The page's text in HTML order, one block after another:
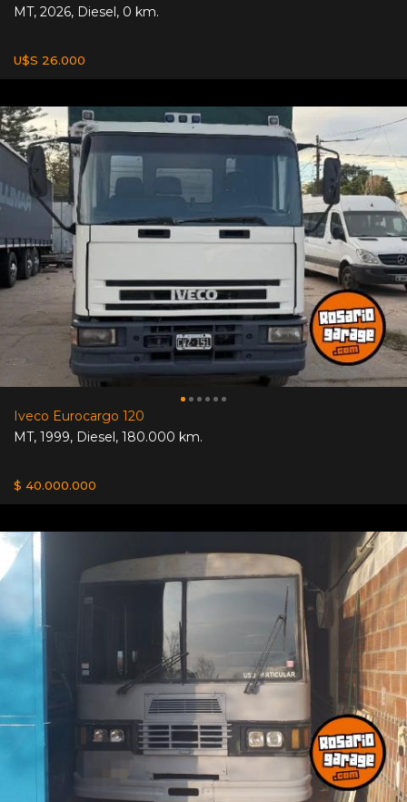
MT, 2026, Diesel, 0 km.
U$S 26.000
Iveco Eurocargo 120
MT, 1999, Diesel, 180.000 km.
$ 40.000.000